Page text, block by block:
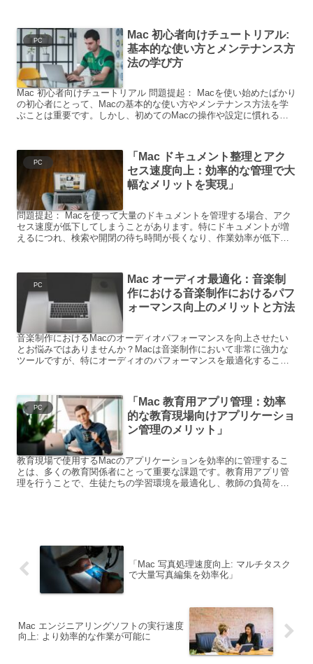
PC
Mac 初心者向けチュートリアル:
基本的な使い方とメンテナンス方
法の学び方
Mac 初心者向けチュートリアル 問題提起： Macを使い始めたばかり
の初心者にとって、Macの基本的な使い方やメンテナンス方法を学
ぶことは重要です。しかし、初めてのMacの操作や設定に慣れるこ
PC
「Mac ドキュメント整理とアク
セス速度向上：効率的な管理で大
幅なメリットを実現」
問題提起： Macを使って大量のドキュメントを管理する場合、アク
セス速度が低下してしまうことがあります。特にドキュメントが増
えるにつれ、検索や開閉の待ち時間が長くなり、作業効率が低下し
PC
Mac オーディオ最適化：音楽制
作における音楽制作におけるパフ
ォーマンス向上のメリットと方法
音楽制作におけるMacのオーディオパフォーマンスを向上させたい
とお悩みではありませんか？Macは音楽制作において非常に強力な
ツールですが、特にオーディオのパフォーマンスを最適化すること
PC
「Mac 教育用アプリ管理：効率
的な教育現場向けアプリケーショ
ン管理のメリット」
教育現場で使用するMacのアプリケーションを効率的に管理するこ
とは、多くの教育関係者にとって重要な課題です。教育用アプリ管
理を行うことで、生徒たちの学習環境を最適化し、教師の負荷を軽
「Mac 写真処理速度向上: マルチタスク
で大量写真編集を効率化」
Mac エンジニアリングソフトの実行速度
向上: より効率的な作業が可能に